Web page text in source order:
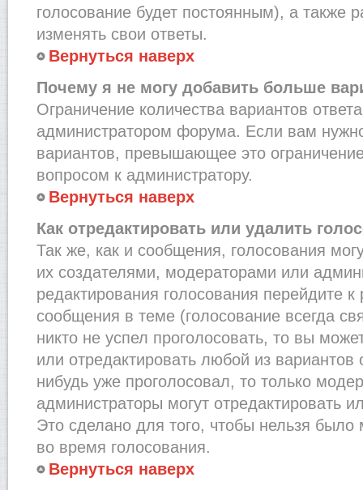
голосование будет постоянным), а также
изменять свои ответы.
Вернуться наверх
Почему я не могу добавить больше
Ограничение количества вариантов
администратором форума. Если вам
вариантов, превышающее это
вопросом к администратору.
Вернуться наверх
Как отредактировать или удалить
Так же, как и сообщения, голосования
их создателями, модераторами или
редактирования голосования перейдите
сообщения в теме (голосование всегда
никто не успел проголосовать, то вы
или отредактировать любой из вариантов
нибудь уже проголосовал, то только
администраторы могут отредактировать
Это сделано для того, чтобы нельзя было
во время голосования.
Вернуться наверх